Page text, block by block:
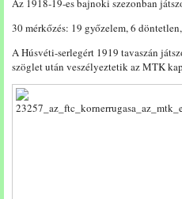
Az 1918-19-es bajnoki szezonban
30 mérkőzés: 19 győzelem, 6
A Húsvéti-serlegért 1919 tavaszán
szöglet után veszélyeztetik az MTK